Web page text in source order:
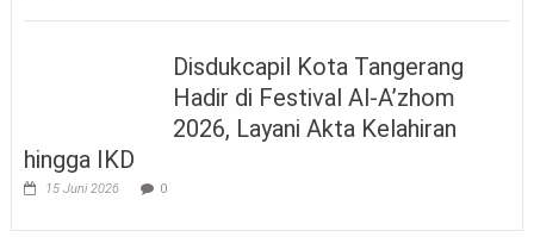
Disdukcapil Kota Tangerang
Hadir di Festival Al-A’zhom
2026, Layani Akta Kelahiran
hingga IKD
15 Juni 2026 0